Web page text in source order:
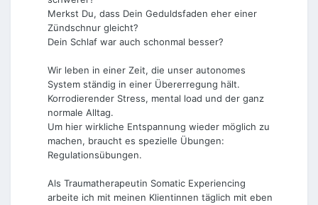
Merkst Du, dass Dein Geduldsfaden eher einer
Zündschnur gleicht?
Dein Schlaf war auch schonmal besser?
Wir leben in einer Zeit, die unser autonomes
System ständig in einer Übererregung hält.
Korrodierender Stress, mental load und der ganz
normale Alltag.
Um hier wirkliche Entspannung wieder möglich zu
machen, braucht es spezielle Übungen:
Regulationsübungen.
Als Traumatherapeutin Somatic Experiencing
arbeite ich mit meinen Klientinnen täglich mit eben